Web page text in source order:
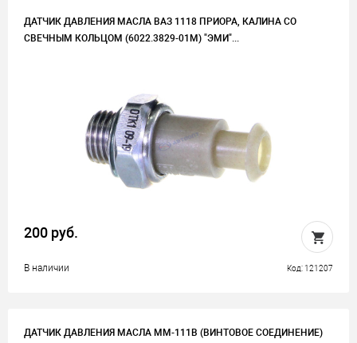
ДАТЧИК ДАВЛЕНИЯ МАСЛА ВАЗ 1118 ПРИОРА, КАЛИНА СО
СВЕЧНЫМ КОЛЬЦОМ (6022.3829-01М) "ЭМИ"...
200 руб.
В наличии Код: 121207
ДАТЧИК ДАВЛЕНИЯ МАСЛА ММ-111В (ВИНТОВОЕ СОЕДИНЕНИЕ)